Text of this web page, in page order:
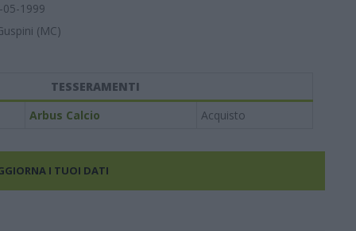
05-1999
(MC)
TESSERAMENTI
Arbus Calcio Acquisto
I TUOI DATI